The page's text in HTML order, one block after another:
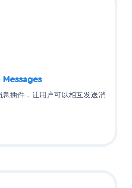
插件，让用户可以相互发送消